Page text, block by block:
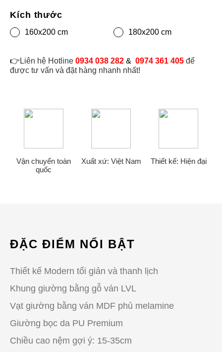
Kích thước
160x200 cm 180x200 cm
👉 Liên hệ Hotline 0934 038 282 & 0974 361 405 để
được tư vấn và đặt hàng nhanh nhất!
Vận chuyển toàn
quốc
Xuất xứ: Việt Nam Thiết kế: Hiện đại
ĐẶC ĐIỂM NỔI BẬT
Thiết kế Modern tối giản và thanh lịch
Khung giường bằng gỗ ván LVL
Vạt giường bằng ván MDF phủ melamine
Giường bọc da PU Premium
Chiều cao nệm gợi ý: 15-35cm